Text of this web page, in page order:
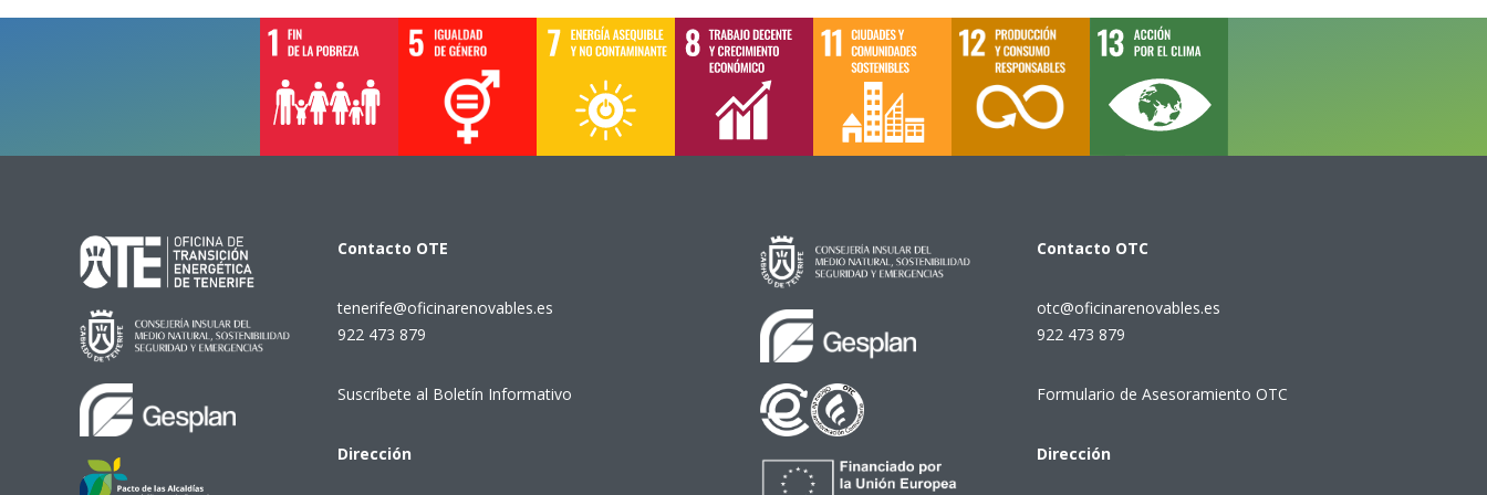
Contacto OTE
tenerife@oficinarenovables.es
922 473 879
Suscríbete al Boletín Informativo
Dirección
Contacto OTC
otc@oficinarenovables.es
922 473 879
Formulario de Asesoramiento OTC
Dirección